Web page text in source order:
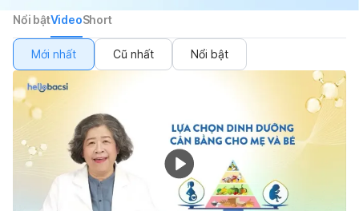
Nổi bậtVideoShort
Mới nhất Cũ nhất Nổi bật